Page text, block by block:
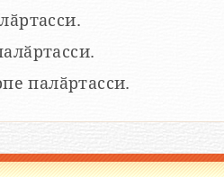
палӑртасси.